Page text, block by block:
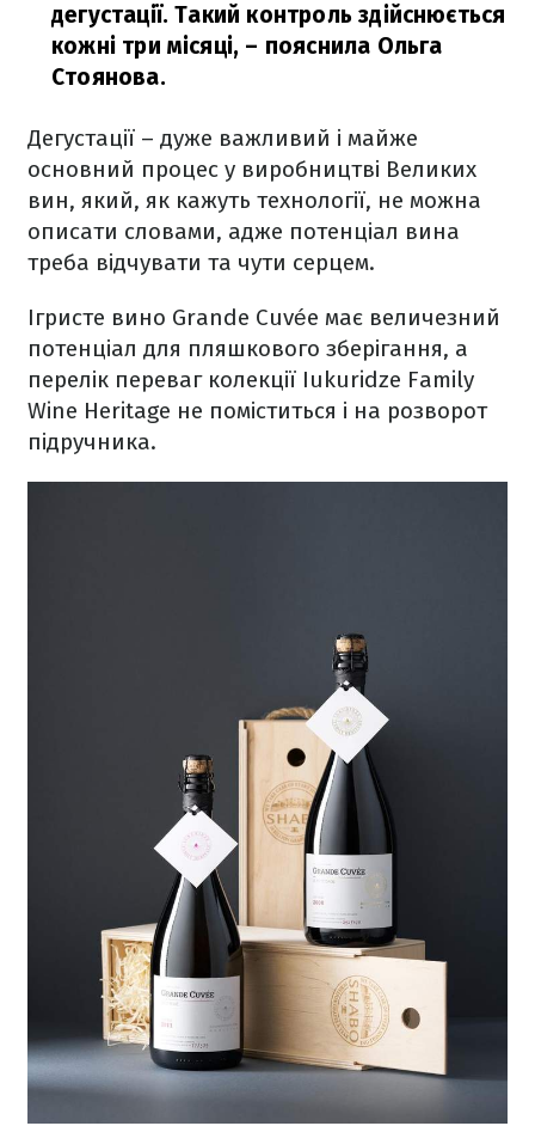
дегустації. Такий контроль здійснюється
кожні три місяці, – пояснила Ольга
Стоянова.
Дегустації – дуже важливий і майже
основний процес у виробництві Великих
вин, який, як кажуть технології, не можна
описати словами, адже потенціал вина
треба відчувати та чути серцем.
Ігристе вино Grande Cuvée має величезний
потенціал для пляшкового зберігання, а
перелік переваг колекції Iukuridze Family
Wine Heritage не поміститься і на розворот
підручника.